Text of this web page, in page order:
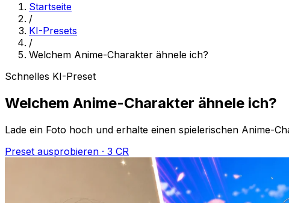
Startseite
/
KI-Presets
/
Welchem Anime-Charakter ähnele ich?
Schnelles KI-Preset
Welchem Anime-Charakter ähnele ich?
Lade ein Foto hoch und erhalte einen spielerischen Anime-
Preset ausprobieren · 3 CR